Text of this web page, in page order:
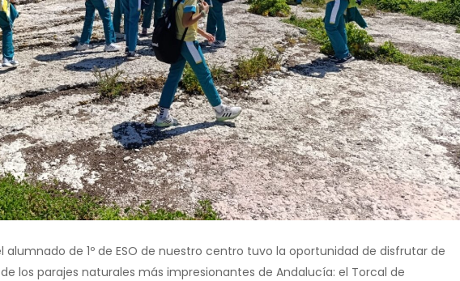
alumnado de 1º de ESO de nuestro centro tuvo la oportunidad de disfrutar de
los parajes naturales más impresionantes de Andalucía: el Torcal de